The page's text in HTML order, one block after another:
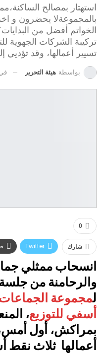
استهتار بمصالح
بالمجموعةلا يحضرون و
الخواتم أفضل من
تركيبة الشركات الجهوية
تسيير أعمالها، وقد تؤديي
بواسطة هيئة التحرير
0
شارك Twitter
البريد الإلكترونيانسحاب ممثلي
والرحامنة من
لمجموعة
أسفي للتوزيع،
بمراكش، أول
أعمالها ثلاث نقط